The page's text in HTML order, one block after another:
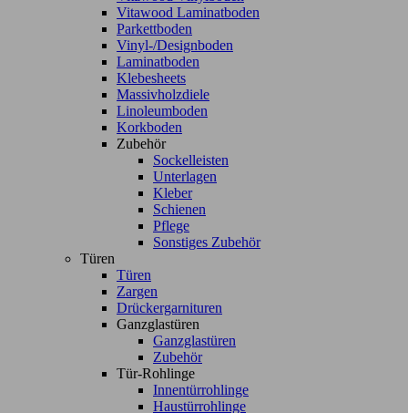
Vitawood Laminatboden
Parkettboden
Vinyl-/Designboden
Laminatboden
Klebesheets
Massivholzdiele
Linoleumboden
Korkboden
Zubehör
Sockelleisten
Unterlagen
Kleber
Schienen
Pflege
Sonstiges Zubehör
Türen
Türen
Zargen
Drückergarnituren
Ganzglastüren
Ganzglastüren
Zubehör
Tür-Rohlinge
Innentürrohlinge
Haustürrohlinge